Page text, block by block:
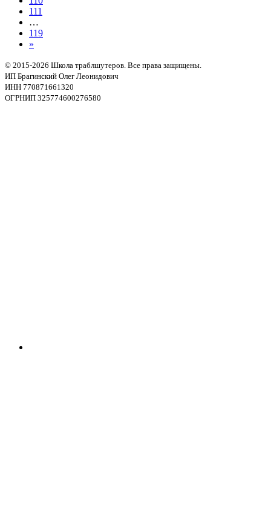
111
…
119
»
© 2015-2026 Школа траблшутеров. Все права защищены.
ИП Брагинский Олег Леонидович
ИНН 770871661320
ОГРНИП 325774600276580